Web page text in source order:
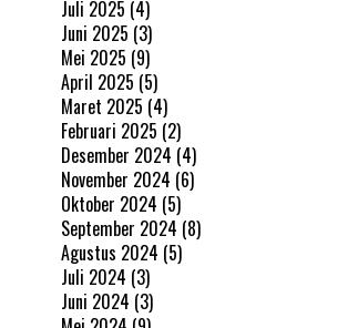
Juli 2025 (4)
Juni 2025 (3)
Mei 2025 (9)
April 2025 (5)
Maret 2025 (4)
Februari 2025 (2)
Desember 2024 (4)
November 2024 (6)
Oktober 2024 (5)
September 2024 (8)
Agustus 2024 (5)
Juli 2024 (3)
Juni 2024 (3)